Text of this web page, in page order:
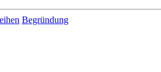
Begründung